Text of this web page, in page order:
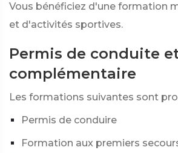
Vous bénéficiez d'une formation
et d'activités sportives.
Permis de conduite
complémentaire
Les formations suivantes sont
Permis de conduire
Formation aux premiers